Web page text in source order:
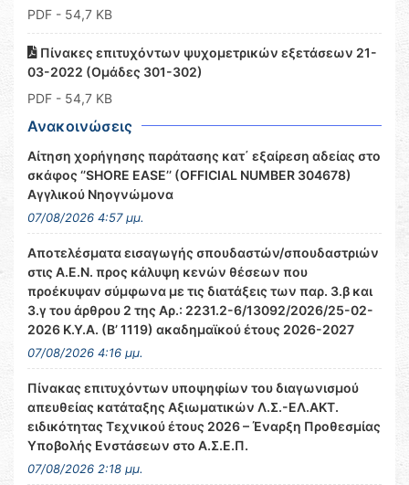
PDF - 54,7 KB
Πίνακες επιτυχόντων ψυχομετρικών εξετάσεων 21-
03-2022 (Ομάδες 301-302)
PDF - 54,7 KB
Ανακοινώσεις
Αίτηση χορήγησης παράτασης κατ΄ εξαίρεση αδείας στο
σκάφος ‘’SHORE EASE’’ (OFFICIAL NUMBER 304678)
Αγγλικού Νηογνώμονα
07/08/2026 4:57 μμ.
Αποτελέσματα εισαγωγής σπουδαστών/σπουδαστριών
στις Α.Ε.Ν. προς κάλυψη κενών θέσεων που
προέκυψαν σύμφωνα με τις διατάξεις των παρ. 3.β και
3.γ του άρθρου 2 της Αρ.: 2231.2-6/13092/2026/25-02-
2026 Κ.Υ.Α. (Β’ 1119) ακαδημαϊκού έτους 2026-2027
07/08/2026 4:16 μμ.
Πίνακας επιτυχόντων υποψηφίων του διαγωνισμού
απευθείας κατάταξης Αξιωματικών Λ.Σ.-ΕΛ.ΑΚΤ.
ειδικότητας Τεχνικού έτους 2026 – Έναρξη Προθεσμίας
Υποβολής Ενστάσεων στο Α.Σ.Ε.Π.
07/08/2026 2:18 μμ.